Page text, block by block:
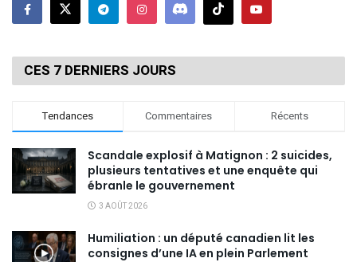
CES 7 DERNIERS JOURS
Tendances Commentaires Récents
Scandale explosif à Matignon : 2 suicides,
plusieurs tentatives et une enquête qui
ébranle le gouvernement
3 AOÛT 2026
Humiliation : un député canadien lit les
consignes d’une IA en plein Parlement